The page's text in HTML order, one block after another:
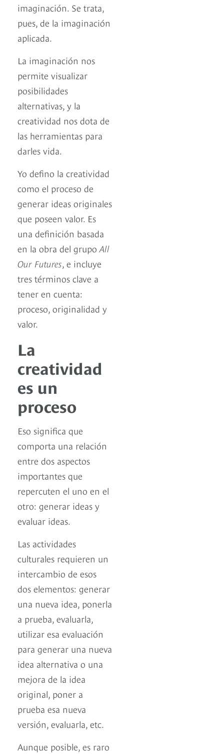
imaginación. Se trata,
pues, de la imaginación
aplicada.
La imaginación nos
permite visualizar
posibilidades
alternativas, y la
creatividad nos dota de
las herramientas para
darles vida.
Yo defino la creatividad
como el proceso de
generar ideas originales
que poseen valor. Es
una definición basada
en la obra del grupo All
Our Futures , e incluye
tres términos clave a
tener en cuenta:
proceso, originalidad y
valor.
La
creatividad
es un
proceso
Eso significa que
comporta una relación
entre dos aspectos
importantes que
repercuten el uno en el
otro: generar ideas y
evaluar ideas.
Las actividades
culturales requieren un
intercambio de esos
dos elementos: generar
una nueva idea, ponerla
a prueba, evaluarla,
utilizar esa evaluación
para generar una nueva
idea alternativa o una
mejora de la idea
original, poner a
prueba esa nueva
versión, evaluarla, etc.
Aunque posible, es raro